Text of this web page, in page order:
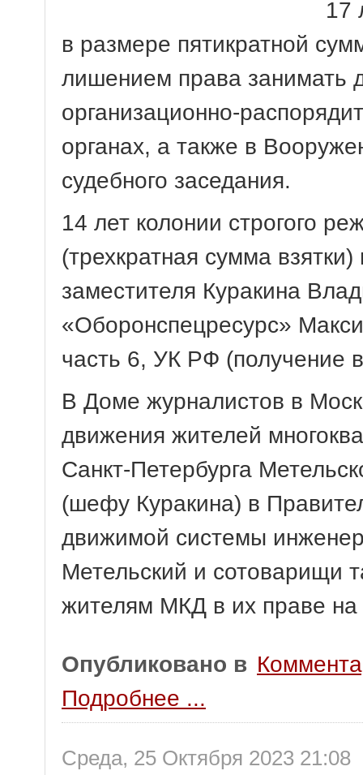
17
в размере пятикратной
лишением права занимать
организационно-
органах, а также в
судебного заседания.
14 лет колонии строгого
(трехкратная сумма
заместителя Куракина
«Оборонспецресурс»
часть 6, УК РФ (получение
В Доме журналистов в
движения жителей
Санкт-Петербурга
(шефу Куракина) в
движимой системы
Метельский и сотоварищи
жителям МКД в их праве на
Опубликовано в
Подробнее ...
Среда, 25 Октября 2023 21:08